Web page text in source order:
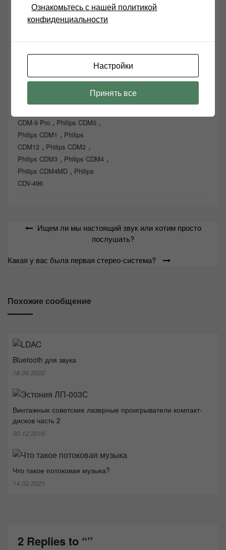
Если вы являетесь производителем,
рекламодателем, импортером, дистрибьютором
воспроизведения звука и хотели бы связаться с
CDM-9 Pro , Philips CDM0 ,
Philips CDM1 , Philips
CDM12 , Philips CDM2 ,
Philips CDM3 , Philips CDM4 ,
Philips CDM4MD , Philips
CDV-496
Навигация
записям
Ищем ли мы настоящий звук или хотим просто
послушать?
Какая у вас была первая стерео-система?
Похожие сообщение
Bluetooth для звука
18.06.2022
Винтажные советские лазерные проигрыватели компакт-
дисков часть 2
30.12.2018
Что такое потоковая музыка?
14.02.2021
2 Replies to “”
Ознакомьтесь с нашей политикой
конфиденциальности
Настройки
Принять все